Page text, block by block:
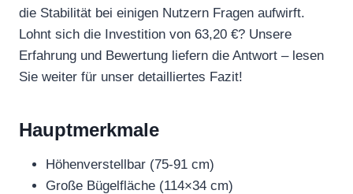
die Stabilität bei einigen Nutzern Fragen aufwirft.
Lohnt sich die Investition von 63,20 €? Unsere
Erfahrung und Bewertung liefern die Antwort – lesen
Sie weiter für unser detailliertes Fazit!
Hauptmerkmale
Höhenverstellbar (75-91 cm)
Große Bügelfläche (114×34 cm)